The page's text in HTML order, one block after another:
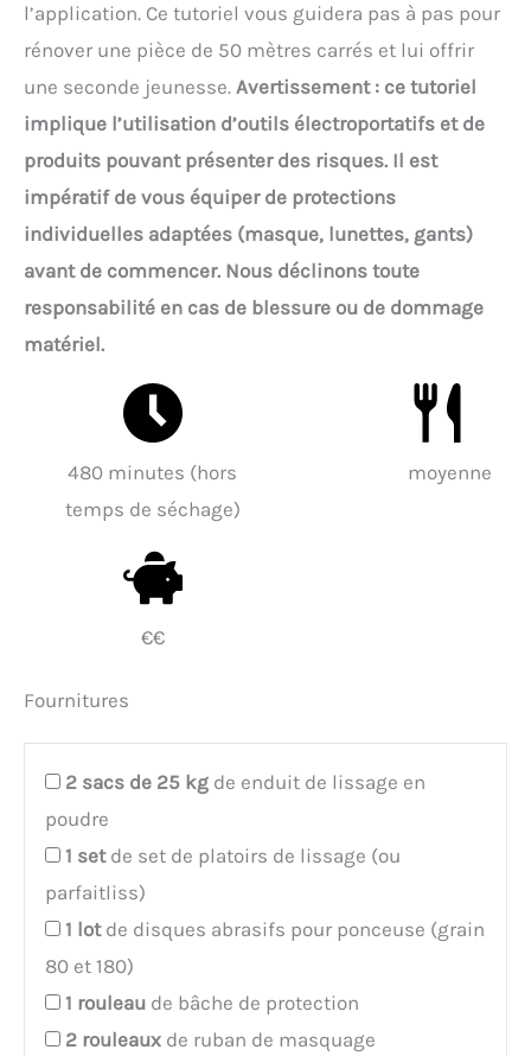
l’application. Ce tutoriel vous guidera pas à pas pour
rénover une pièce de 50 mètres carrés et lui offrir
une seconde jeunesse. Avertissement : ce tutoriel
implique l’utilisation d’outils électroportatifs et de
produits pouvant présenter des risques. Il est
impératif de vous équiper de protections
individuelles adaptées (masque, lunettes, gants)
avant de commencer. Nous déclinons toute
responsabilité en cas de blessure ou de dommage
matériel.
480 minutes (hors
temps de séchage)
moyenne
€€
Fournitures
2 sacs de 25 kg de enduit de lissage en
poudre
1 setde set de platoirs de lissage (ou
parfaitliss)
1 lotde disques abrasifs pour ponceuse (grain
80 et 180)
1 rouleau de bâche de protection
2 rouleaux de ruban de masquage